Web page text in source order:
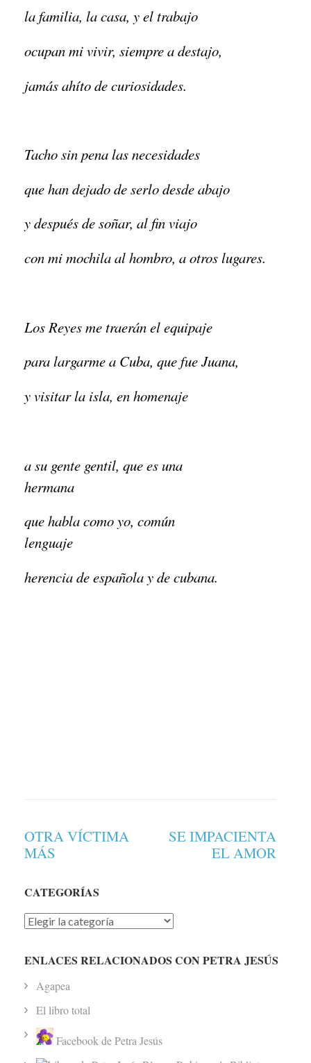
la familia, la casa, y el trabajo
ocupan mi vivir, siempre a destajo,
jamás ahíto de curiosidades.
Tacho sin pena las necesidades
que han dejado de serlo desde abajo
y después de soñar, al fin viajo
con mi mochila al hombro, a otros lugares.
Los Reyes me traerán el equipaje
para largarme a Cuba, que fue Juana,
y visitar la isla, en homenaje
a su gente gentil, que es una
hermana
que habla como yo, común
lenguaje
herencia de española y de cubana.
Navegación
de
entradas
OTRA VÍCTIMA
MÁS
SE IMPACIENTA
EL AMOR
CATEGORÍAS
Categorías
ENLACES RELACIONADOS CON PETRA JESÚS
Agapea
El libro total
Facebook de Petra Jesús